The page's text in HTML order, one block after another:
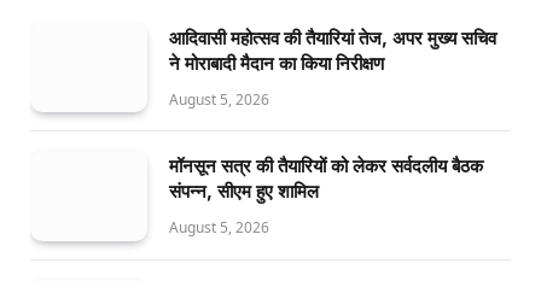
आदिवासी महोत्सव की तैयारियां तेज, अपर मुख्य सचिव
ने मोराबादी मैदान का किया निरीक्षण
August 5, 2026
मॉनसून सत्र की तैयारियों को लेकर सर्वदलीय बैठक
संपन्न, सीएम हुए शामिल
August 5, 2026